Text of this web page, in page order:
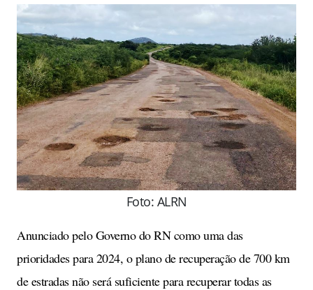
Foto: ALRN
Anunciado pelo Governo do RN como uma das
prioridades para 2024, o plano de recuperação de 700 km
de estradas não será suficiente para recuperar todas as